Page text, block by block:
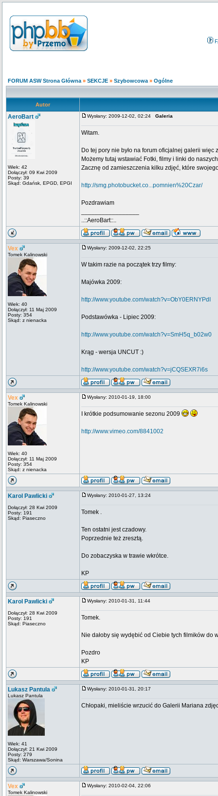
FORUM ASW Strona Główna » SEKCJE » Szybowcowa » Ogólne
Autor
AeroBart
Wiek: 42
Dołączył: 09 Kwi 2009
Posty: 39
Skąd: Gdańsk, EPGD, EPGI
Wysłany: 2009-12-02, 02:24 Galeria
Witam.
Do tej pory nie było na forum oficjalnej galerii więc
Możemy tutaj wstawiać Fotki, filmy i linki do
Zacznę od zamieszczenia kilku zdjęć, które
http://smg.photobucket.co...pomnien%20Czar/
Pozdrawiam
..::AeroBart::..
Vex
Tomek Kalinowski
Wiek: 40
Dołączył: 11 Maj 2009
Posty: 354
Skąd: z nienacka
Wysłany: 2009-12-02, 22:25
W takim razie na początek trzy filmy:
Majówka 2009:
http://www.youtube.com/watch?v=ObY0ERNYPdI
Podstawówka - Lipiec 2009:
http://www.youtube.com/watch?v=SmH5q_b02w0
Krąg - wersja UNCUT :)
http://www.youtube.com/watch?v=jCQSEXR7i6s
Vex
Tomek Kalinowski
Wiek: 40
Dołączył: 11 Maj 2009
Posty: 354
Skąd: z nienacka
Wysłany: 2010-01-19, 18:00
I krótkie podsumowanie sezonu 2009
http://www.vimeo.com/8841002
Karol Pawlicki
Dołączył: 28 Kwi 2009
Posty: 191
Skąd: Piaseczno
Wysłany: 2010-01-27, 13:24
Tomek .
Ten ostatni jest czadowy.
Poprzednie też zresztą.
Do zobaczyska w trawie wkrótce.
KP
Karol Pawlicki
Dołączył: 28 Kwi 2009
Posty: 191
Skąd: Piaseczno
Wysłany: 2010-01-31, 11:44
Tomek.
Nie dałoby się wydębić od Ciebie tych filmików do
Pozdro
KP
Lukasz Pantula
Lukasz Pantula
Wiek: 41
Dołączył: 21 Kwi 2009
Posty: 279
Skąd: Warszawa/Sonina
Wysłany: 2010-01-31, 20:17
Chłopaki, mieliście wrzucić do Galerii Mariana
Vex
Tomek Kalinowski
Wysłany: 2010-02-04, 22:06